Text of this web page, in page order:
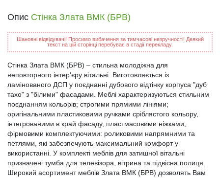
Опис Стінка Злата ВМК (БРВ)
Шановні відвідувачі! Просимо вибачення за тимчасові незручності! Деякий
текст на цій сторінці перебуває в стадії перекладу.
Стінка Злата ВМК (БРВ) – стильна молодіжна для
неповторного інтер'єру вітальні. Виготовляється із
ламінованого ДСП у поєднанні дубового відтінку корпуса "дуб
тахо" з "білими" фасадами. Меблі характеризуються стильним
поєднанням кольорів; строгими прямими лініями;
оригінальними пластиковими ручками сріблястого кольору,
інтегрованими в край фасаду, пластмасовими ніжками;
фірмовими комплектуючими: роликовими напрямними та
петлями, які забезпечують максимальний комфорт у
використанні. У комплекті меблів для затишної вітальні
призначені тумба для телевізора, вітрина та підвісна полиця.
Широкий асортимент меблів Злата ВМК (БРВ) дозволять Вам